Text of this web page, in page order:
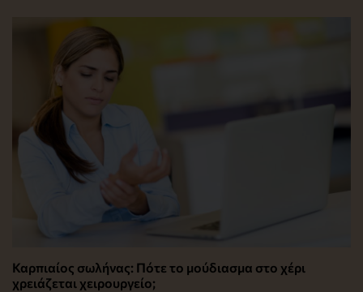
Καρπιαίος σωλήνας: Πότε το μούδιασμα στο χέρι
χρειάζεται χειρουργείο;